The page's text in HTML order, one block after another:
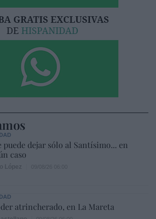
puede dejar sólo al Santísimo... en
caso
atrincherado, en La Mareta